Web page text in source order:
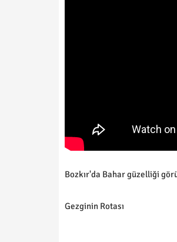
Bozkır'da Bahar güzelliği
Gezginin Rotası